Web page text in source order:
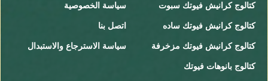
كتالوج كرانيش فيوتك سبوت
كتالوج كرانيش فيوتك ساده
كتالوج كرانيش فيوتك مزخرفة
كتالوج بانوهات فيوتك
سياسة الخصوصية
اتصل بنا
سياسة الاسترجاع والاستبدال